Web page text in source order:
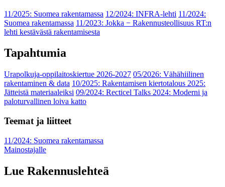
11/2025: Suomea rakentamassa 12/2024: INFRA-lehti 11/2024:
Suomea rakentamassa 11/2023: Jokka − Rakennusteollisuus RT:n
lehti kestävästä rakentamisesta
Tapahtumia
Urapolkuja-oppilaitoskiertue 2026-2027 05/2026: Vähähiilinen
rakentaminen & data 10/2025: Rakentamisen kiertotalous 2025:
Jätteistä materiaaleiksi 09/2024: Recticel Talks 2024: Moderni ja
paloturvallinen loiva katto
Teemat ja liitteet
11/2024: Suomea rakentamassa
Mainostajalle
Lue Rakennuslehteä